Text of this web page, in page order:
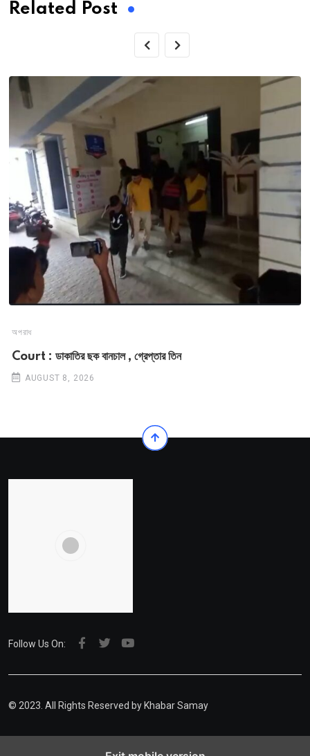
Related Post
অপরাধ
Court : ডাকাতির ছক বানচাল , গ্রেপ্তার তিন
AUGUST 8, 2026
Follow Us On:
© 2023. All Rights Reserved by Khabar Samay